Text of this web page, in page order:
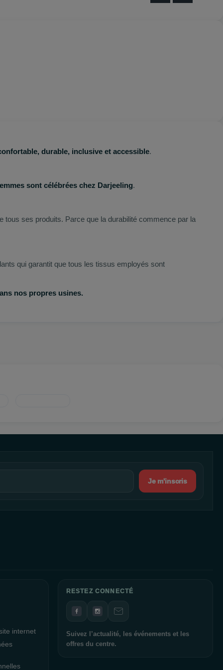
durable, inclusive et accessible.
sont célébrées chez Darjeeling.
tous ses produits. Parce que la durabilité commence par la
qui garantit que tous les tissus employés sont
nos propres usines.
Je m'inscris
internet
RESTEZ CONNECTÉ
Suivez l’actualité, les événements et les
offres du centre.